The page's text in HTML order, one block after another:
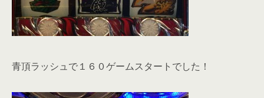
青頂ラッシュで１６０ゲームスタートでした！